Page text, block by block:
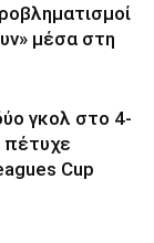
μέσα στη
γκολ στο 4-
πέτυχε
Cup